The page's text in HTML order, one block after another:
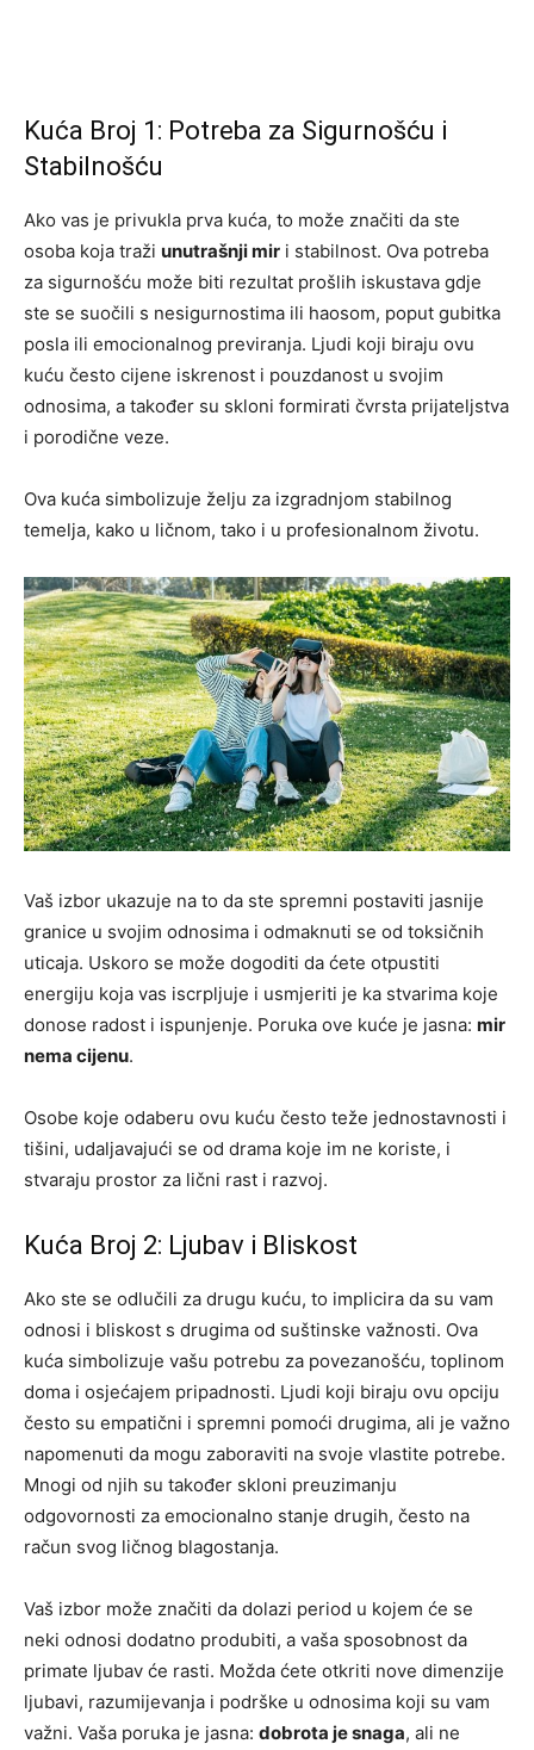
Kuća Broj 1: Potreba za Sigurnošću i
Stabilnošću
Ako vas je privukla prva kuća, to može značiti da ste
osoba koja traži unutrašnji mir i stabilnost. Ova potreba
za sigurnošću može biti rezultat prošlih iskustava gdje
ste se suočili s nesigurnostima ili haosom, poput gubitka
posla ili emocionalnog previranja. Ljudi koji biraju ovu
kuću često cijene iskrenost i pouzdanost u svojim
odnosima, a također su skloni formirati čvrsta prijateljstva
i porodične veze.
Ova kuća simbolizuje želju za izgradnjom stabilnog
temelja, kako u ličnom, tako i u profesionalnom životu.
Vaš izbor ukazuje na to da ste spremni postaviti jasnije
granice u svojim odnosima i odmaknuti se od toksičnih
uticaja. Uskoro se može dogoditi da ćete otpustiti
energiju koja vas iscrpljuje i usmjeriti je ka stvarima koje
donose radost i ispunjenje. Poruka ove kuće je jasna: mir
nema cijenu.
Osobe koje odaberu ovu kuću često teže jednostavnosti i
tišini, udaljavajući se od drama koje im ne koriste, i
stvaraju prostor za lični rast i razvoj.
Kuća Broj 2: Ljubav i Bliskost
Ako ste se odlučili za drugu kuću, to implicira da su vam
odnosi i bliskost s drugima od suštinske važnosti. Ova
kuća simbolizuje vašu potrebu za povezanošću, toplinom
doma i osjećajem pripadnosti. Ljudi koji biraju ovu opciju
često su empatični i spremni pomoći drugima, ali je važno
napomenuti da mogu zaboraviti na svoje vlastite potrebe.
Mnogi od njih su također skloni preuzimanju
odgovornosti za emocionalno stanje drugih, često na
račun svog ličnog blagostanja.
Vaš izbor može značiti da dolazi period u kojem će se
neki odnosi dodatno produbiti, a vaša sposobnost da
primate ljubav će rasti. Možda ćete otkriti nove dimenzije
ljubavi, razumijevanja i podrške u odnosima koji su vam
važni. Vaša poruka je jasna: dobrota je snaga, ali ne